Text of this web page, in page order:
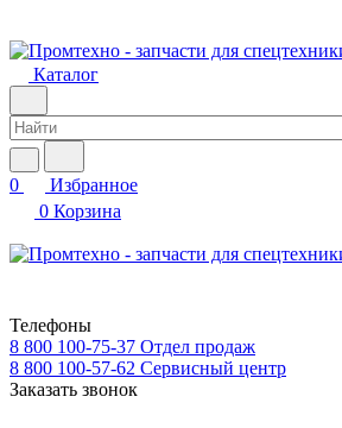
Каталог
0
Избранное
0 Корзина
Телефоны
8 800 100-75-37 Отдел продаж
8 800 100-57-62 Сервисный центр
Заказать звонок